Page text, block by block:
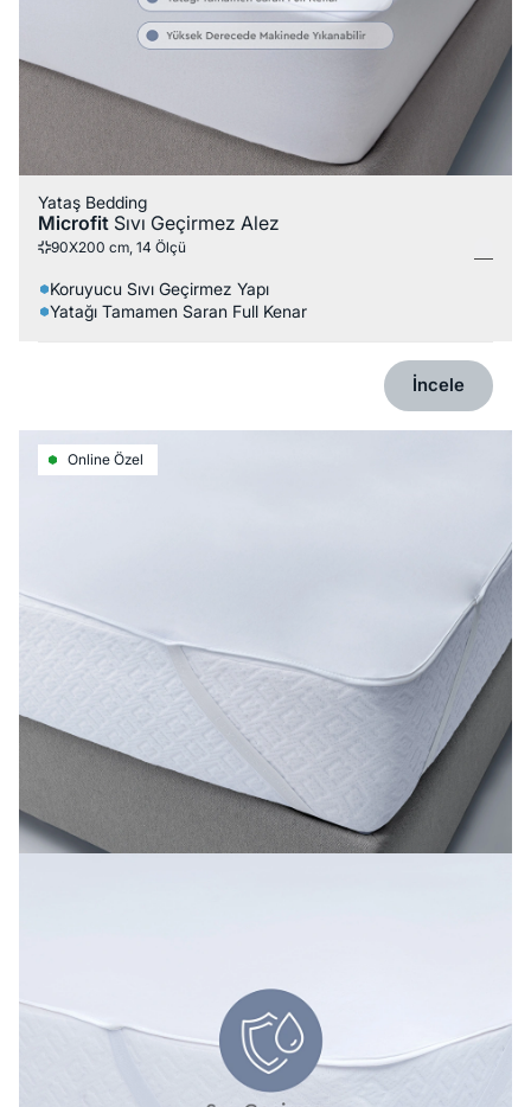
Yataş Bedding
Microfit Sıvı Geçirmez Alez
90X200 cm, 14 Ölçü
Koruyucu Sıvı Geçirmez Yapı
Yatağı Tamamen Saran Full Kenar
İncele
Online Özel